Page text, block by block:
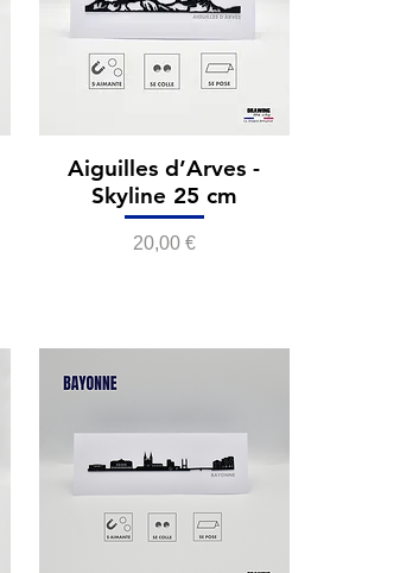
Aiguilles d’Arves -
Skyline 25 cm
Prix
20,00 €